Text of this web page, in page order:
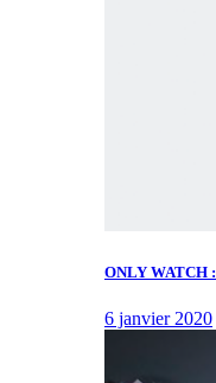
ONLY WATCH
6 janvier 2020